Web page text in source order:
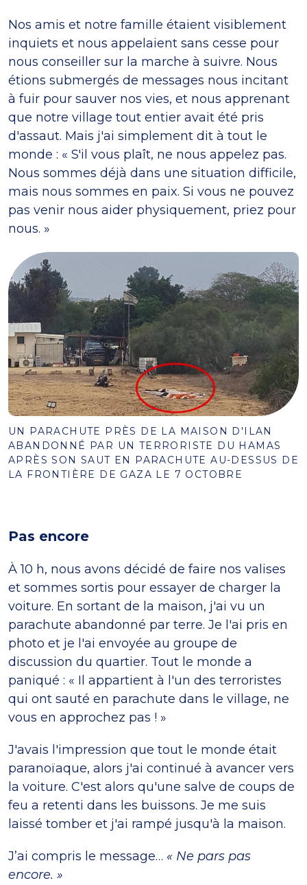
Nos amis et notre famille étaient visiblement
inquiets et nous appelaient sans cesse pour
nous conseiller sur la marche à suivre. Nous
étions submergés de messages nous incitant
à fuir pour sauver nos vies, et nous apprenant
que notre village tout entier avait été pris
d'assaut. Mais j'ai simplement dit à tout le
monde : « S'il vous plaît, ne nous appelez pas.
Nous sommes déjà dans une situation difficile,
mais nous sommes en paix. Si vous ne pouvez
pas venir nous aider physiquement, priez pour
nous. »
UN PARACHUTE PRÈS DE LA MAISON D'ILAN
ABANDONNÉ PAR UN TERRORISTE DU HAMAS
APRÈS SON SAUT EN PARACHUTE AU-DESSUS DE
LA FRONTIÈRE DE GAZA LE 7 OCTOBRE
Pas encore
À 10 h, nous avons décidé de faire nos valises
et sommes sortis pour essayer de charger la
voiture. En sortant de la maison, j'ai vu un
parachute abandonné par terre. Je l'ai pris en
photo et je l'ai envoyée au groupe de
discussion du quartier. Tout le monde a
paniqué : « Il appartient à l'un des terroristes
qui ont sauté en parachute dans le village, ne
vous en approchez pas ! »
J'avais l'impression que tout le monde était
paranoïaque, alors j'ai continué à avancer vers
la voiture. C'est alors qu'une salve de coups de
feu a retenti dans les buissons. Je me suis
laissé tomber et j'ai rampé jusqu'à la maison.
J’ai compris le message… « Ne pars pas
encore. »